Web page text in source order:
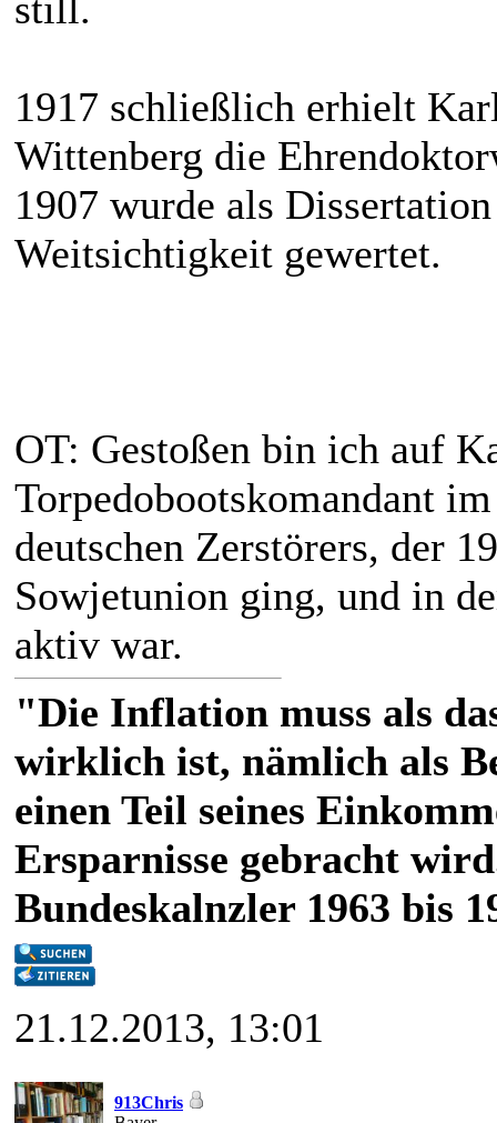
1917 schließlich erhielt
Wittenberg die
1907 wurde als
Weitsichtigkeit gewertet.
OT: Gestoßen bin ich auf
Torpedobootskomandant
deutschen Zerstörers, der
Sowjetunion ging, und in
aktiv war.
"Die Inflation muss als
wirklich ist, nämlich als
einen Teil seines
Ersparnisse gebracht
Bundeskalnzler 1963 bis
21.12.2013, 13:01
913Chris